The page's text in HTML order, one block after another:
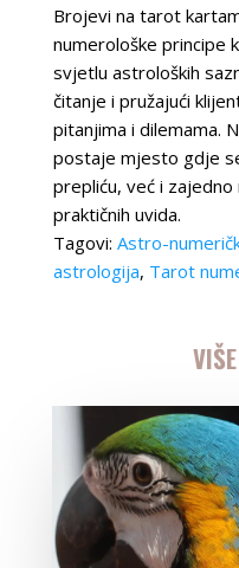
Brojevi na tarot
numerološke principe
svjetlu astroloških
čitanje i pružajući
pitanjima i dilemama.
postaje mjesto gdje
prepliću, već i zajedno
praktičnih uvida.
Tagovi: Astro-
astrologija, Tarot